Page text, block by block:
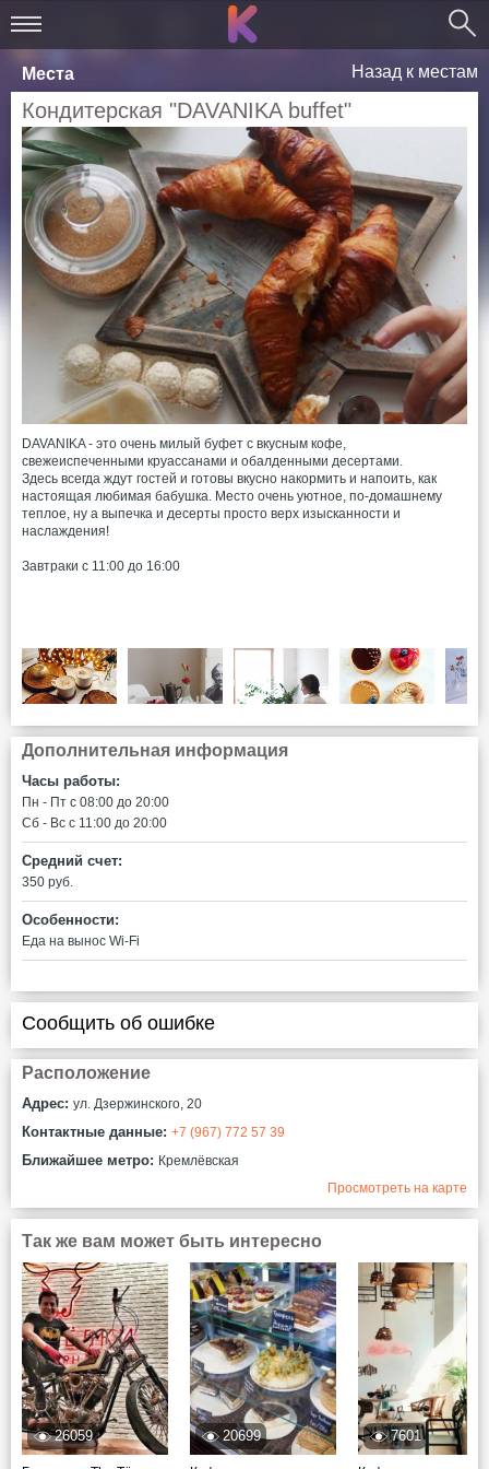
Места Назад к местам
Кондитерская "DAVANIKA buffet"
DAVANIKA - это очень милый буфет с вкусным кофе,
свежеиспеченными круассанами и обалденными десертами.
Здесь всегда ждут гостей и готовы вкусно накормить и напоить, как
настоящая любимая бабушка. Место очень уютное, по-домашнему
теплое, ну а выпечка и десерты просто верх изысканности и
наслаждения!
Завтраки с 11:00 до 16:00
Дополнительная информация
Часы работы:
Пн - Пт c 08:00 до 20:00
Сб - Вс c 11:00 до 20:00
Средний счет:
350 руб.
Особенности:
Еда на вынос Wi-Fi
Сообщить об ошибке
Расположение
Адрес: ул. Дзержинского, 20
Контактные данные: +7 (967) 772 57 39
Ближайшее метро: Кремлёвская
Просмотреть на карте
Так же вам может быть интересно
26059 20699 7601